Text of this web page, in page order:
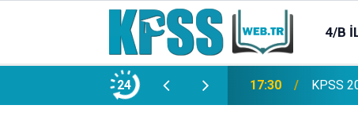
4/B
24
Memur Alımı Başlıyor! 21:20 TL